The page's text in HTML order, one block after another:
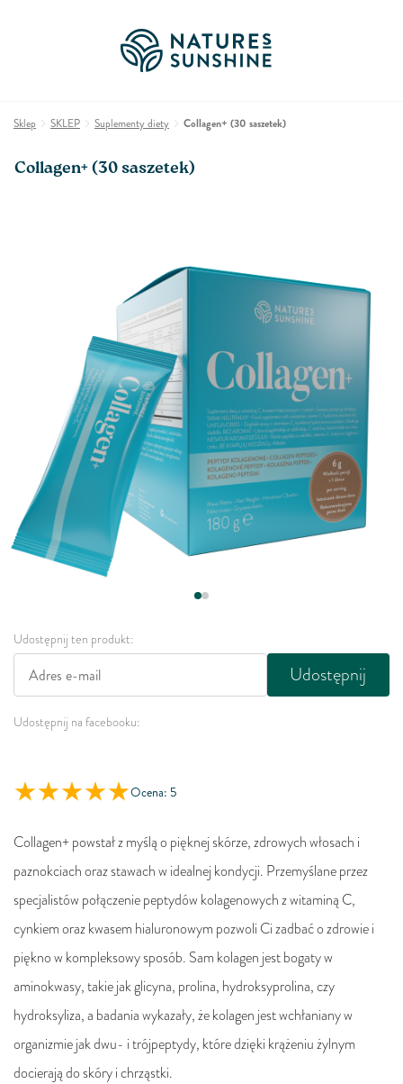
Sklep SKLEP Suplementy diety Collagen+ (30 saszetek)
Collagen+ (30 saszetek)
Udostępnij ten produkt:
Udostępnij
Udostępnij na facebooku:
Ocena: 5
Collagen+ powstał z myślą o pięknej skórze, zdrowych włosach i
paznokciach oraz stawach w idealnej kondycji. Przemyślane przez
specjalistów połączenie peptydów kolagenowych z witaminą C,
cynkiem oraz kwasem hialuronowym pozwoli Ci zadbać o zdrowie i
piękno w kompleksowy sposób. Sam kolagen jest bogaty w
aminokwasy, takie jak glicyna, prolina, hydroksyprolina, czy
hydroksyliza, a badania wykazały, że kolagen jest wchłaniany w
organizmie jak dwu- i trójpeptydy, które dzięki krążeniu żylnym
docierają do skóry i chrząstki.